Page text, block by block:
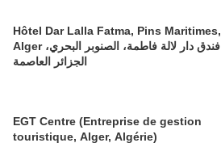
Hôtel Dar Lalla Fatma, Pins Maritimes,
Alger فندق دار لالة فاطمة، الصنوبر البحري،
الجزائر العاصمة
EGT Centre (Entreprise de gestion
touristique, Alger, Algérie)